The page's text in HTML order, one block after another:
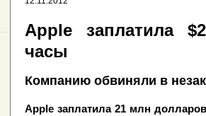
Apple заплатила
часы
Компанию обвиняли в
Apple заплатила 21 млн